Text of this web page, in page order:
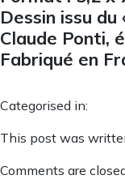
Dessin issu
Claude Ponti,
Fabriqué en
Categorised in:
This post was
Comments are